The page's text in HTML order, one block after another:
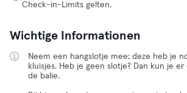
Check-in-Limits gelten.
Wichtige Informationen
Neem een hangslotje mee; deze heb je
kluisjes. Heb je geen slotje? Dan kun je
de balie.